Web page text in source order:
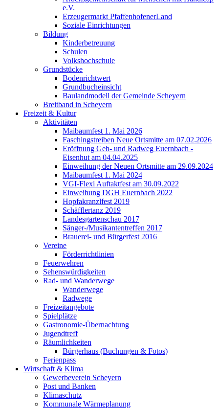
e.V.
Erzeugermarkt PfaffenhofenerLand
Soziale Einrichtungen
Bildung
Kinderbetreuung
Schulen
Volkshochschule
Grundstücke
Bodenrichtwert
Grundbucheinsicht
Baulandmodell der Gemeinde Scheyern
Breitband in Scheyern
Freizeit & Kultur
Aktivitäten
Maibaumfest 1. Mai 2026
Faschingstreiben Neue Ortsmitte am 07.02.2026
Eröffnung Geh- und Radweg Euernbach -
Eisenhut am 04.04.2025
Einweihung der Neuen Ortsmitte am 29.09.2024
Maibaumfest 1. Mai 2024
VGI-Flexi Auftaktfest am 30.09.2022
Einweihung DGH Euernbach 2022
Hopfakranzlfest 2019
Schäfflertanz 2019
Landesgartenschau 2017
Sänger-/Musikantentreffen 2017
Brauerei- und Bürgerfest 2016
Vereine
Förderrichtlinien
Feuerwehren
Sehenswürdigkeiten
Rad- und Wanderwege
Wanderwege
Radwege
Freizeitangebote
Spielplätze
Gastronomie-Übernachtung
Jugendtreff
Räumlichkeiten
Bürgerhaus (Buchungen & Fotos)
Ferienpass
Wirtschaft & Klima
Gewerbeverein Scheyern
Post und Banken
Klimaschutz
Kommunale Wärmeplanung